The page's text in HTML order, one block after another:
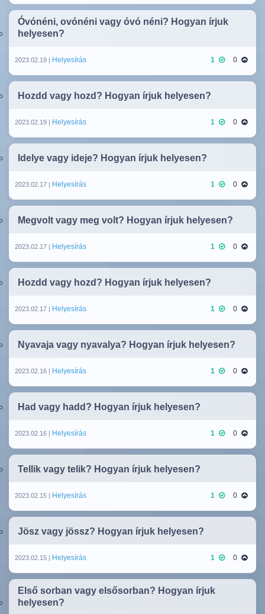
Óvónéni, ovónéni vagy óvó néni? Hogyan írjuk
helyesen?
2023.02.19 | Helyesírás 1 0
Hozdd vagy hozd? Hogyan írjuk helyesen?
2023.02.19 | Helyesírás 1 0
Idelye vagy ideje? Hogyan írjuk helyesen?
2023.02.17 | Helyesírás 1 0
Megvolt vagy meg volt? Hogyan írjuk helyesen?
2023.02.17 | Helyesírás 1 0
Hozdd vagy hozd? Hogyan írjuk helyesen?
2023.02.17 | Helyesírás 1 0
Nyavaja vagy nyavalya? Hogyan írjuk helyesen?
2023.02.16 | Helyesírás 1 0
Had vagy hadd? Hogyan írjuk helyesen?
2023.02.16 | Helyesírás 1 0
Tellik vagy telik? Hogyan írjuk helyesen?
2023.02.15 | Helyesírás 1 0
Jösz vagy jössz? Hogyan írjuk helyesen?
2023.02.15 | Helyesírás 1 0
Első sorban vagy elsősorban? Hogyan írjuk
helyesen?